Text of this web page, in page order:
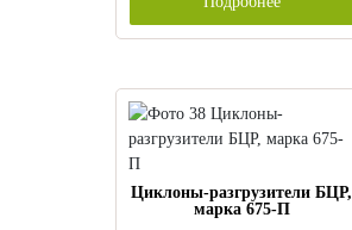
Циклоны-разгрузители БЦР,
марка 675-П